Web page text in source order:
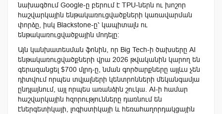
նախագծում Google-ը բերում է TPU-ներն ու խոշոր
հաշվարկային ենթակառուցվածքների կառավարման
փորձը, իսկ Blackstone-ը՝ կապիտալն ու
ենթակառուցվածքային մոդելը։
Այն կանխատեսման ֆոնին, որ Big Tech-ի ծախսերը AI
ենթակառուցվածքների վրա 2026 թվականին կարող են
գերազանցել $700 մլրդ-ը, նման գործարքները այլևս չեն
դիտվում որպես տվյալների կենտրոնների մեկանգամյա
ընդլայնում, այլ որպես առանձին շուկա. AI-ի համար
հաշվարկային հզորությունները դառնում են
էներգետիկայի, լոգիստիկայի և հեռահաղորդակցային